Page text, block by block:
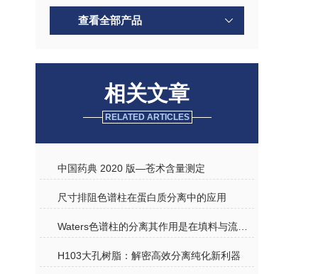
查看全部产品
相关文章
RELATED ARTICLES
中国药典 2020 版—苍术含量测定
尺寸排阻色谱柱在蛋白质分离中的应用
H103大孔树脂：解密高效分离纯化新利器